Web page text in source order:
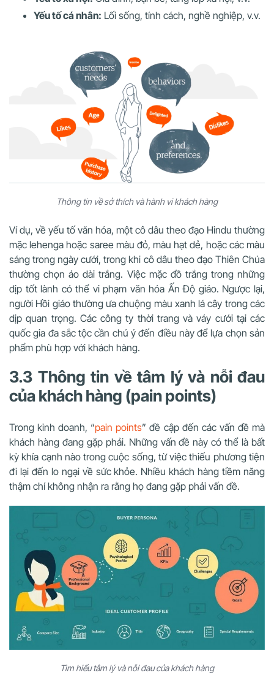
Yếu tố cá nhân: Lối sống, tính cách, nghề nghiệp, v.v.
Thông tin về sở thích và hành vi khách hàng
Ví dụ, về yếu tố văn hóa, một cô dâu theo đạo Hindu thường
mặc lehenga hoặc saree màu đỏ, màu hạt dẻ, hoặc các màu
sáng trong ngày cưới, trong khi cô dâu theo đạo Thiên Chúa
thường chọn áo dài trắng. Việc mặc đồ trắng trong những
dịp tốt lành có thể vi phạm văn hóa Ấn Độ giáo. Ngược lại,
người Hồi giáo thường ưa chuộng màu xanh lá cây trong các
dịp quan trọng. Các công ty thời trang và váy cưới tại các
quốc gia đa sắc tộc cần chú ý đến điều này để lựa chọn sản
phẩm phù hợp với khách hàng.
3.3 Thông tin về tâm lý và nỗi đau
của khách hàng (pain points)
Trong kinh doanh, “pain points” đề cập đến các vấn đề mà
khách hàng đang gặp phải. Những vấn đề này có thể là bất
kỳ khía cạnh nào trong cuộc sống, từ việc thiếu phương tiện
đi lại đến lo ngại về sức khỏe. Nhiều khách hàng tiềm năng
thậm chí không nhận ra rằng họ đang gặp phải vấn đề.
Tìm hiểu tâm lý và nỗi đau của khách hàng